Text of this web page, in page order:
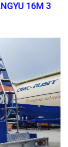
16M 3